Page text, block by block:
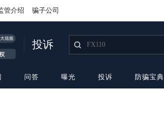
管介绍 骗子公司
投诉
问答 曝光 投诉 防骗宝典